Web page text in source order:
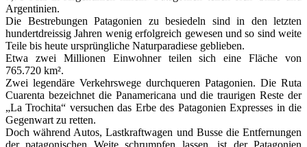
Argentinien.
Die Bestrebungen Patagonien zu besiedeln sind in den letzten
hundertdreissig Jahren wenig erfolgreich gewesen und so sind weite
Teile bis heute ursprüngliche Naturparadiese geblieben.
Etwa zwei Millionen Einwohner teilen sich eine Fläche von
765.720 km².
Zwei legendäre Verkehrswege durchqueren Patagonien. Die Ruta
Cuarenta bezeichnet die Panamericana und die traurigen Reste der
„La Trochita“ versuchen das Erbe des Patagonien Expresses in die
Gegenwart zu retten.
Doch während Autos, Lastkraftwagen und Busse die Entfernungen
der patagonischen Weite schrumpfen lassen, ist der Patagonien